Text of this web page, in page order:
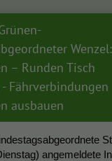
Wenzel:
– Runden Tisch
Fährverbindungen
ausbauen
angemeldete